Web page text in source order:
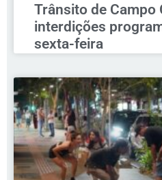
Trânsito de Campo
interdições
sexta-feira